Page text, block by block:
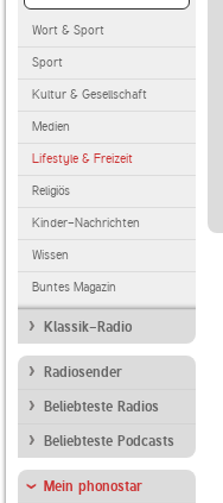
Wort & Sport
Sport
Kultur & Gesellschaft
Medien
Lifestyle & Freizeit
Religiös
Kinder-Nachrichten
Wissen
Buntes Magazin
Klassik-Radio
Radiosender
Beliebteste Radios
Beliebteste Podcasts
Mein phonostar